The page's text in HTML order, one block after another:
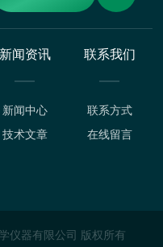
新闻资讯
新闻中心
技术文章
联系我们
联系方式
在线留言
仪器有限公司 版权所有